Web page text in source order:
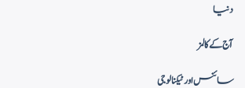
دنیا
آج کے کالمز
سائنس اور ٹیکنالوجی